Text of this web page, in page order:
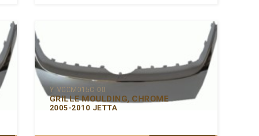
Y-VGGM015C-00
GRILLE MOULDING, CHROME
2005-2010 JETTA